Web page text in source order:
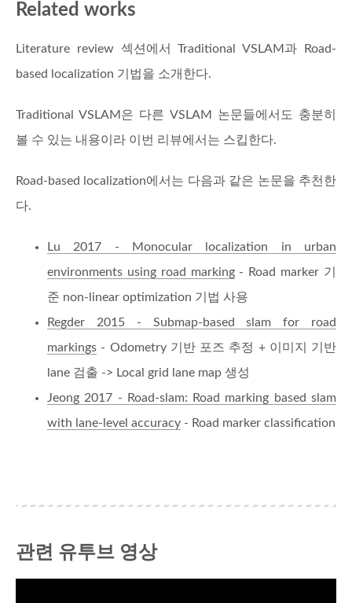
Related works
Literature review 섹션에서 Traditional VSLAM과 Road-
based localization 기법을 소개한다.
Traditional VSLAM은 다른 VSLAM 논문들에서도 충분히
볼 수 있는 내용이라 이번 리뷰에서는 스킵한다.
Road-based localization에서는 다음과 같은 논문을 추천한
다.
Lu 2017 - Monocular localization in urban
environments using road marking- Road marker 기
준 non-linear optimization 기법 사용
Regder 2015 - Submap-based slam for road
markings - Odometry 기반 포즈 추정 + 이미지 기반
lane 검출 -> Local grid lane map 생성
Jeong 2017 - Road-slam: Road marking based slam
with lane-level accuracy - Road marker classification
관련 유투브 영상